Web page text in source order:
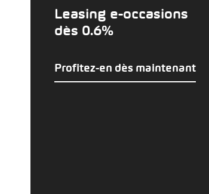
Leasing e-occasions
dès 0.6%
Profitez-en dès maintenant